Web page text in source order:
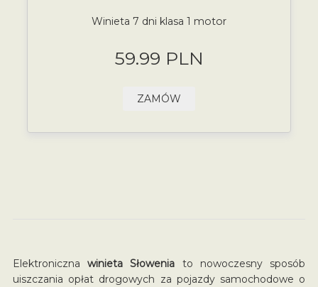
Winieta 7 dni klasa 1 motor
59.99 PLN
ZAMÓW
Elektronicznawinieta Słowenia to nowoczesny sposób
uiszczania opłat drogowych za pojazdy samochodowe o